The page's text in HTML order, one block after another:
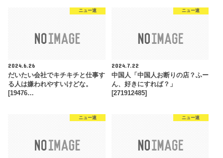
ニュー速
2024.6.26
だいたい会社でキチキチと仕事す
る人は嫌われやすいけどな。
[19476…
ニュー速
2024.7.22
中国人「中国人お断りの店？ふー
ん、好きにすれば？」
[271912485]
ニュー速 ニュー速